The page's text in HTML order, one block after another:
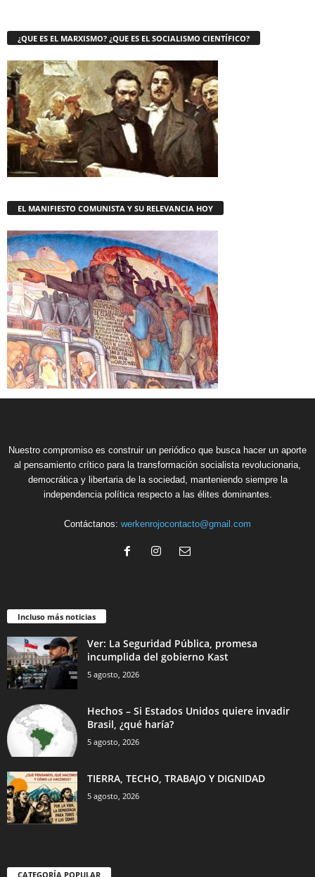
¿QUE ES EL MARXISMO? ¿QUE ES EL SOCIALISMO CIENTÍFICO?
EL MANIFIESTO COMUNISTA Y SU RELEVANCIA HOY
Nuestro compromiso es construir un periódico que busca hacer un aporte
al pensamiento crítico para la transformación socialista revolucionaria,
democrática y libertaria de la sociedad, manteniendo siempre la
independencia política respecto a las élites dominantes.
Contáctanos: werkenrojocontacto@gmail.com
Incluso más noticias
Ver: La Seguridad Pública, promesa
incumplida del gobierno Kast
5 agosto, 2026
Hechos – Si Estados Unidos quiere invadir
Brasil, ¿qué haría?
5 agosto, 2026
TIERRA, TECHO, TRABAJO Y DIGNIDAD
5 agosto, 2026
CATEGORÍA POPULAR